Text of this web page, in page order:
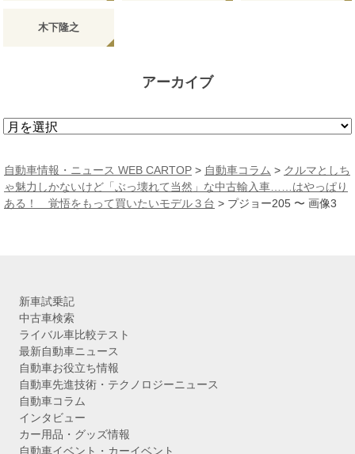
木下隆之
アーカイブ
ア
カ
イ
ブ
自動車情報・ニュース WEB CARTOP > 自動車コラム > クルマとしち
ゃ魅力しかないけど「ぶっ壊れて当然」な中古輸入車……はやっぱり
ある！ 覚悟をもって買いたいモデル３台 > プジョー205 〜 画像3
新車試乗記
中古車検索
ライバル車比較テスト
最新自動車ニュース
自動車お役立ち情報
自動車先進技術・テクノロジーニュース
自動車コラム
インタビュー
カー用品・グッズ情報
自動車イベント・カーイベント